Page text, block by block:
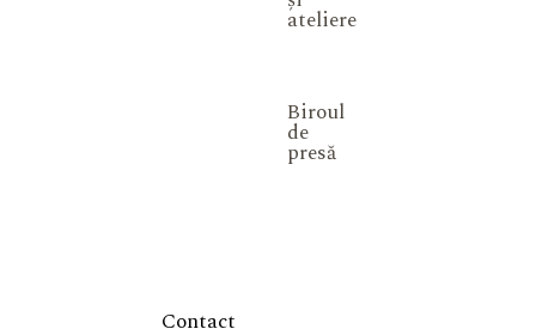
ateliere
Biroul
de
presă
Contact